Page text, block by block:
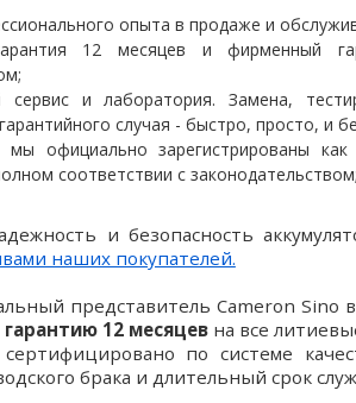
опыта в продаже и
12 месяцев и фирменный
сервис и лаборатория. Замена,
случая - быстро, просто, и
официально зарегистрированы
соответствии с
и безопасность
наших покупателей.
представитель Cameron Sino
гарантию 12 месяцевна все
по системе
брака и длительный срок